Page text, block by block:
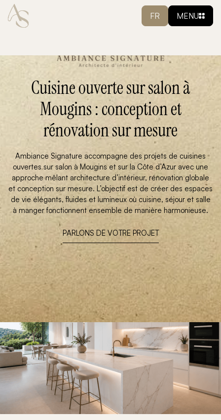
FR MENU
Cuisine ouverte sur salon à
Mougins : conception et
rénovation sur mesure
Ambiance Signature accompagne des projets de cuisines
ouvertes sur salon à Mougins et sur la Côte d’Azur avec une
approche mêlant architecture d’intérieur, rénovation globale
et conception sur mesure. L’objectif est de créer des espaces
de vie élégants, fluides et lumineux où cuisine, séjour et salle
à manger fonctionnent ensemble de manière harmonieuse.
PARLONS DE VOTRE PROJET